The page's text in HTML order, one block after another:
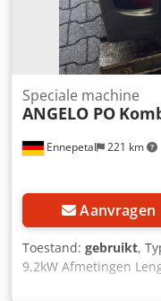
Ennepetal 221 km
Speciale machine
ANGELO PO
Aanvragen
Toestand: gebruikt,
9,2kW Afmetingen
Hoogte: 840 mm